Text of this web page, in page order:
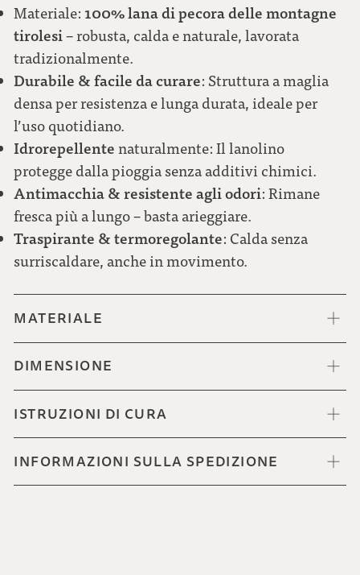
Quadretto grigio-azzurro chiaro
Quadretto rosso-bianco
Quadretto tonalità marroni
Quadroni nero-grigio-blu-verde
Materiale: 100% lana di pecora delle montagne
tirolesi– robusta, calda e naturale, lavorata
tradizionalmente.
Durabile & facile da curare: Struttura a maglia
densa per resistenza e lunga durata, ideale per
l’uso quotidiano.
Idrorepellentenaturalmente: Il lanolino
protegge dalla pioggia senza additivi chimici.
Antimacchia & resistente agli odori: Rimane
fresca più a lungo – basta arieggiare.
Traspirante & termoregolante: Calda senza
surriscaldare, anche in movimento.
MATERIALE
DIMENSIONE
ISTRUZIONI DI CURA
INFORMAZIONI SULLA SPEDIZIONE